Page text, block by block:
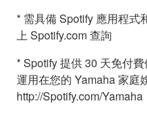
* 需具備 Spotify 應用程式
上 Spotify.com 查詢
* Spotify 提供 30 天免付
運用在您的 Yamaha 家庭
http://Spotify.com/Yamaha